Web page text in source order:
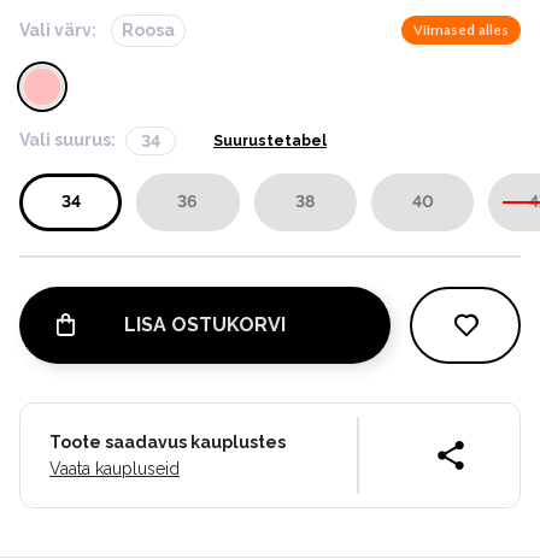
Vali värv: Roosa Viimased alles
Vali suurus: 34 Suurustetabel
34 36 38 40
LISA OSTUKORVI
Toote saadavus kauplustes
Vaata kaupluseid